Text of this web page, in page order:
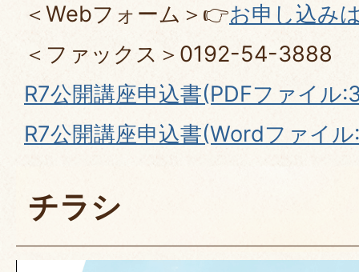
＜Webフォーム＞👉お申し込み
＜ファックス＞0192-54-3888
R7公開講座申込書(PDFファイル
R7公開講座申込書(Wordファイ
チラシ